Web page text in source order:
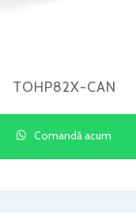
TOHP82X-CAN
Comandă acum